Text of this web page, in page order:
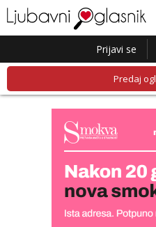
Prijavi se
Predaj